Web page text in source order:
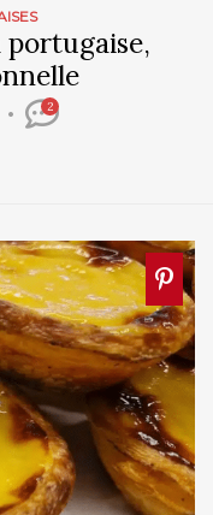
portugaise,
2